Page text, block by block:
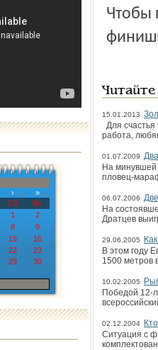
›
»
Сб
Вс
1
2
8
9
15
16
22
23
29
30
Чтобы
15.01.2013
Для
работа,
01.07.2009
На минувшей
пловец-
06.07.2006
На
Дратцев
29.06.2005
В этом году
1500 метров
10.02.2005
Победой 12-
02.12.2004
Ситуация с